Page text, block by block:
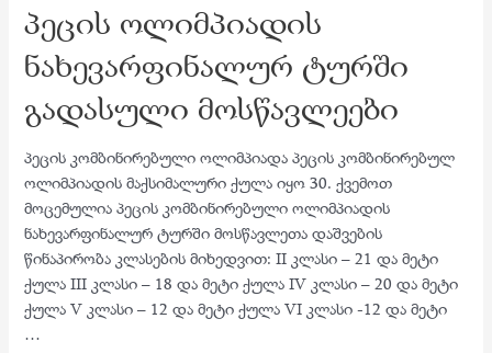
პეცის ოლიმპიადის
ნახევარფინალურ ტურში
გადასული მოსწავლეები
პეცის კომბინირებული ოლიმპიადა პეცის კომბინირებულ
ოლიმპიადის მაქსიმალური ქულა იყო 30. ქვემოთ
მოცემულია პეცის კომბინირებული ოლიმპიადის
ნახევარფინალურ ტურში მოსწავლეთა დაშვების
წინაპირობა კლასების მიხედვით: II კლასი – 21 და მეტი
ქულა III კლასი – 18 და მეტი ქულა IV კლასი – 20 და მეტი
ქულა V კლასი – 12 და მეტი ქულა VI კლასი -12 და მეტი
…